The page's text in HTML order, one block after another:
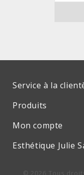
Service à la
Produits
Mon compte
Esthétique Julie